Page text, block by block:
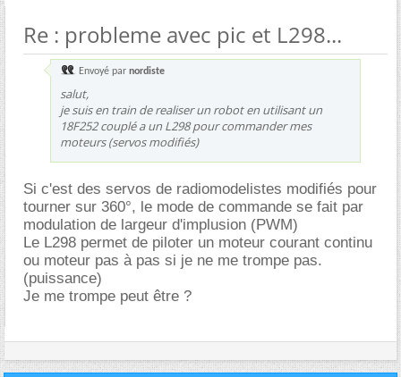
Re : probleme avec pic et L298...
Envoyé par nordiste
salut,
je suis en train de realiser un robot en utilisant un
18F252 couplé a un L298 pour commander mes
moteurs (servos modifiés)
Si c'est des servos de radiomodelistes modifiés pour
tourner sur 360°, le mode de commande se fait par
modulation de largeur d'implusion (PWM)
Le L298 permet de piloter un moteur courant continu
ou moteur pas à pas si je ne me trompe pas.
(puissance)
Je me trompe peut être ?